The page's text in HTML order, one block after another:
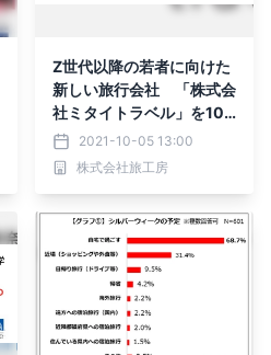
Z世代以降の若者に向けた
新しい旅行会社 「株式会
社ミタイトラベル」を10
月1日(金)に設立 旅工
房・日本旅行の共同出資に
よる合弁会社
2021-10-05 13:00
株式会社旅工房